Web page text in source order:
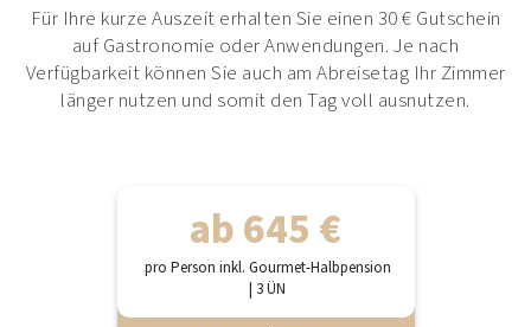
5-Sterne-Hotel
Anfrage
Kontakt
Häufige Fragen
Für Ihre kurze Auszeit erhalten Sie einen 30 € Gutschein
auf Gastronomie oder Anwendungen. Je nach
Verfügbarkeit können Sie auch am Abreisetag Ihr Zimmer
länger nutzen und somit den Tag voll ausnutzen.
ab 645 €
pro Person inkl. Gourmet-Halbpension
| 3 ÜN